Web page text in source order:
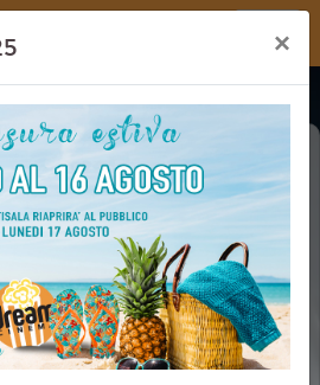
Cinema
AND GROGU
CINEMA IN FESTA
×